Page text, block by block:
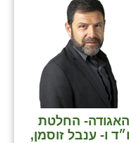
החלטת
עו״ד ו- ענבל זוסמן,